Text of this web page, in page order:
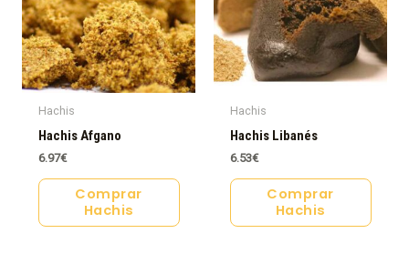
Hachis
Hachis Afgano
6.97€
Comprar
Hachis
Hachis
Hachis Libanés
6.53€
Comprar
Hachis